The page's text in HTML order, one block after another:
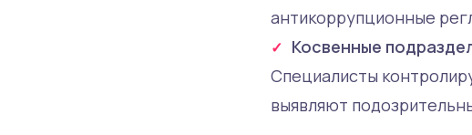
антикоррупционные
Косвенные
Специалисты
выявляют